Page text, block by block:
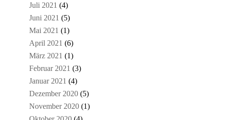
Juli 2021 (4)
Juni 2021 (5)
Mai 2021 (1)
April 2021 (6)
März 2021 (1)
Februar 2021 (3)
Januar 2021 (4)
Dezember 2020(5)
November 2020(1)